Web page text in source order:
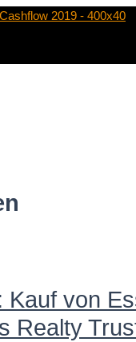
Kauf von
Realty